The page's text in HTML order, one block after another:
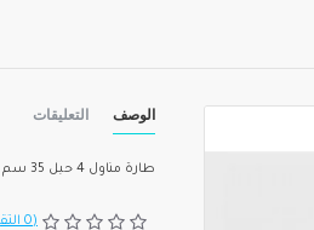
الوصف التعليقات
طارة مناول 4 حبل 35 سم
(0 التقييمات)